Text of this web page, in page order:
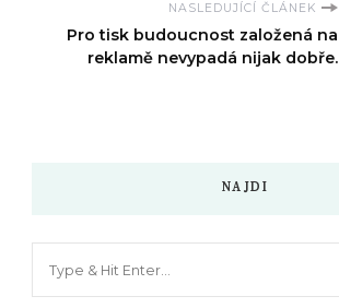
NASLEDUJÍCÍ ČLÁNEK
Pro tisk budoucnost založená na
reklamě nevypadá nijak dobře.
NAJDI